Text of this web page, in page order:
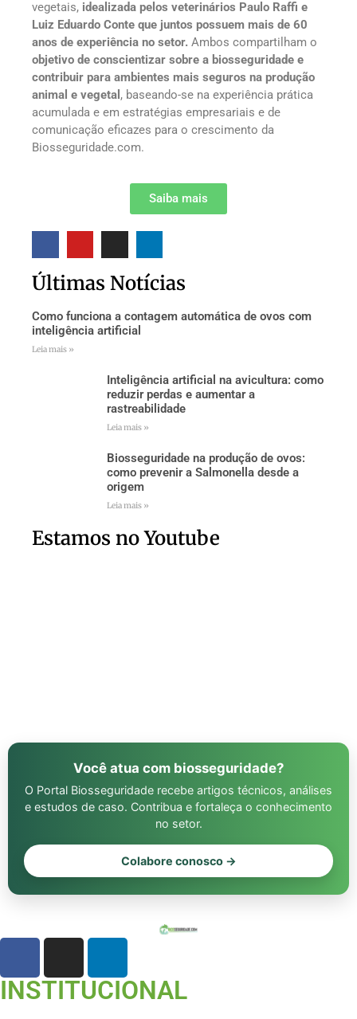
vegetais, idealizada pelos veterinários Paulo Raffi e
Luiz Eduardo Conte que juntos possuem mais de 60
anos de experiência no setor. Ambos compartilham o
objetivo de conscientizar sobre a biosseguridade e
contribuir para ambientes mais seguros na produção
animal e vegetal , baseando-se na experiência prática
acumulada e em estratégias empresariais e de
comunicação eficazes para o crescimento da
Biosseguridade.com.
Saiba mais
Últimas Notícias
Como funciona a contagem automática de ovos com
inteligência artificial
Leia mais »
Inteligência artificial na avicultura: como
reduzir perdas e aumentar a
rastreabilidade
Leia mais »
Biosseguridade na produção de ovos:
como prevenir a Salmonella desde a
origem
Leia mais »
Estamos no Youtube
Você atua com biosseguridade?
O Portal Biosseguridade recebe artigos técnicos, análises
e estudos de caso. Contribua e fortaleça o conhecimento
no setor.
Colabore conosco →
INSTITUCIONAL